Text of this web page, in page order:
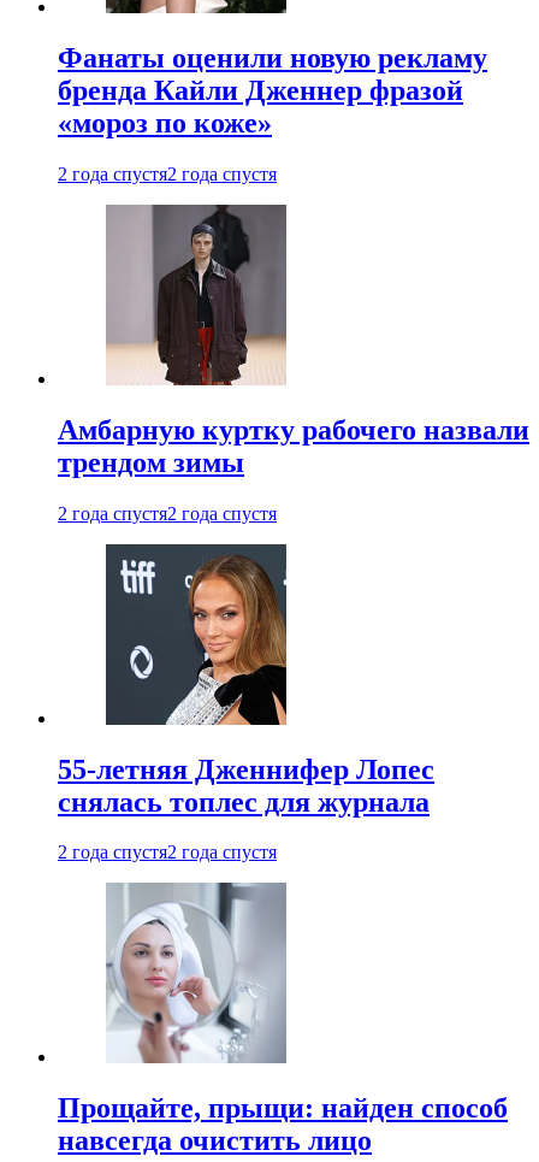
Фанаты оценили новую рекламу
бренда Кайли Дженнер фразой
«мороз по коже»
2 года спустя2 года спустя
Амбарную куртку рабочего назвали
трендом зимы
2 года спустя2 года спустя
55-летняя Дженнифер Лопес
снялась топлес для журнала
2 года спустя2 года спустя
Прощайте, прыщи: найден способ
навсегда очистить лицо